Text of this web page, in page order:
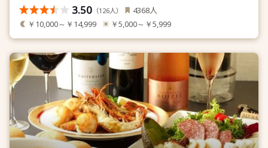
3.50 （126人） 4368人
￥10,000～￥14,999 ￥5,000～￥5,999